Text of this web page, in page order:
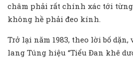
châm phải rất chính xác tới
không hề phải đeo kính.
Trở lại năm 1983, theo lời bố
lang Túng hiệu “Tiểu Đan khê